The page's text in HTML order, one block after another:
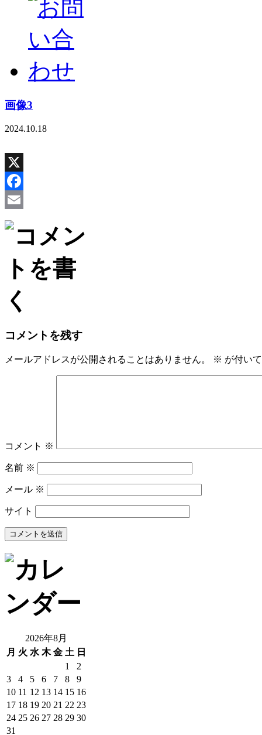
画像3
2024.10.18
X
Facebook
Email
コメントを残す
メールアドレスが公開されることはありません。 ※ が付い
コメント ※
名前 ※
メール ※
サイト
2026年8月
月 火 水 木 金 土 日
1
2
3
4 5 6 7 8
9
10 11 12 13 14 15 16
17 18 19 20 21 22 23
24 25 26 27 28 29 30
31